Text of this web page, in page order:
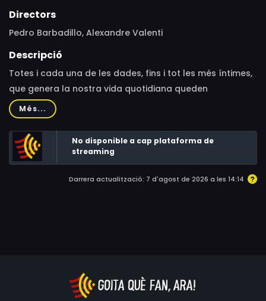
Directors
Pedro Barbadillo, Alexandre Valenti
Descripció
Totes i cada una de les dades, fins i tot les més íntimes,
que genera la nostra vida quotidiana queden
enregistrades en la gegant memòria del Big Data.
Més...
No disponible a cap plataforma de
streaming
Darrera actualització: 7 d'agost de 2026 a les 14:14